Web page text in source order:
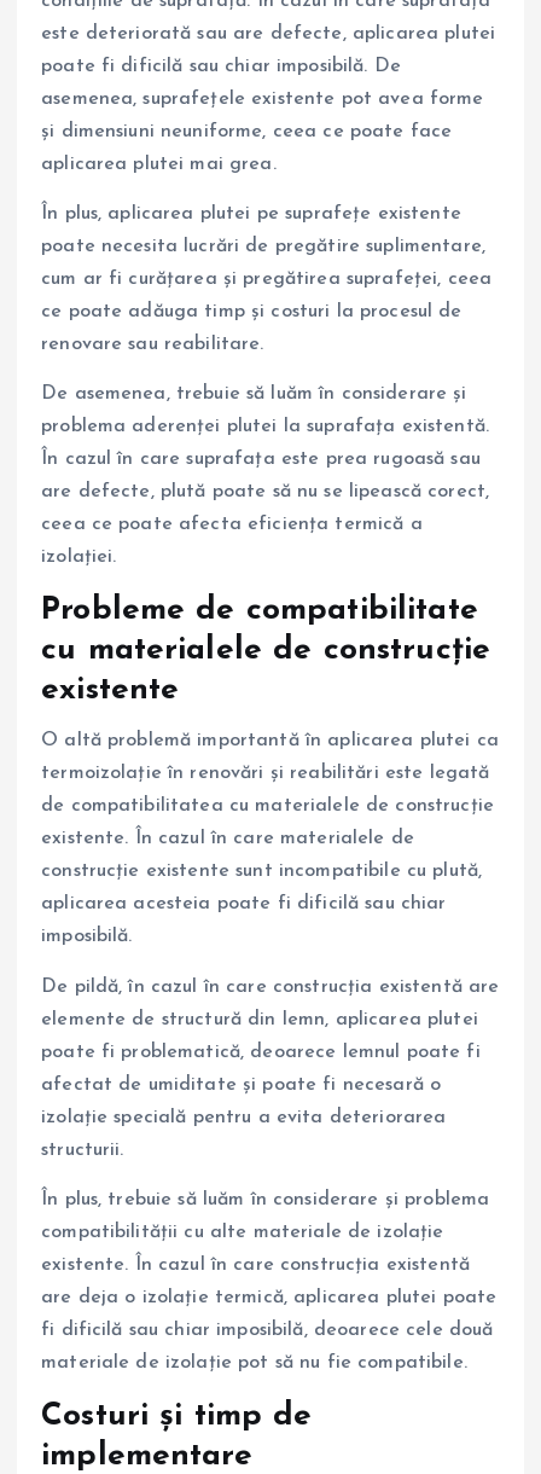
este deteriorată sau are defecte, aplicarea plutei
poate fi dificilă sau chiar imposibilă. De
asemenea, suprafețele existente pot avea forme
și dimensiuni neuniforme, ceea ce poate face
aplicarea plutei mai grea.
În plus, aplicarea plutei pe suprafețe existente
poate necesita lucrări de pregătire suplimentare,
cum ar fi curățarea și pregătirea suprafeței, ceea
ce poate adăuga timp și costuri la procesul de
renovare sau reabilitare.
De asemenea, trebuie să luăm în considerare și
problema aderenței plutei la suprafața existentă.
În cazul în care suprafața este prea rugoasă sau
are defecte, plută poate să nu se lipească corect,
ceea ce poate afecta eficiența termică a
izolației.
Probleme de compatibilitate
cu materialele de construcție
existente
O altă problemă importantă în aplicarea plutei ca
termoizolație în renovări și reabilitări este legată
de compatibilitatea cu materialele de construcție
existente. În cazul în care materialele de
construcție existente sunt incompatibile cu plută,
aplicarea acesteia poate fi dificilă sau chiar
imposibilă.
De pildă, în cazul în care construcția existentă are
elemente de structură din lemn, aplicarea plutei
poate fi problematică, deoarece lemnul poate fi
afectat de umiditate și poate fi necesară o
izolație specială pentru a evita deteriorarea
structurii.
În plus, trebuie să luăm în considerare și problema
compatibilității cu alte materiale de izolație
existente. În cazul în care construcția existentă
are deja o izolație termică, aplicarea plutei poate
fi dificilă sau chiar imposibilă, deoarece cele două
materiale de izolație pot să nu fie compatibile.
Costuri și timp de
implementare